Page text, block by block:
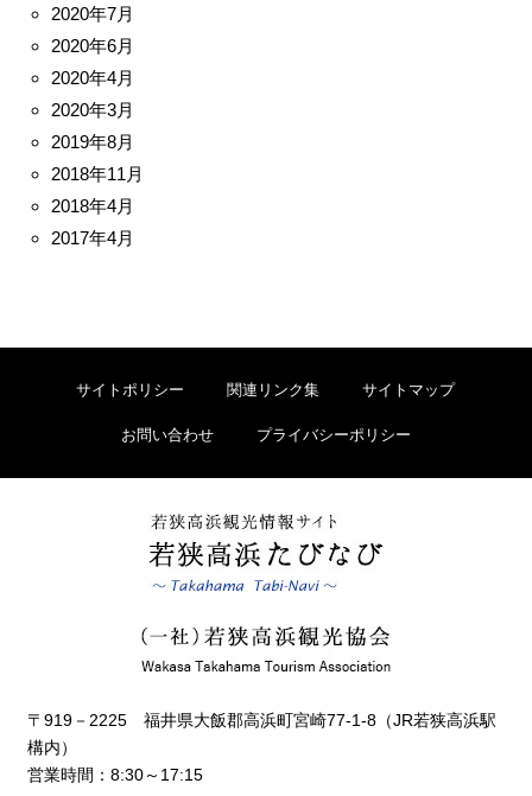
2020年7月
2020年6月
2020年4月
2020年3月
2019年8月
2018年11月
2018年4月
2017年4月
サイトポリシー 関連リンク集 サイトマップ
お問い合わせ プライバシーポリシー
〒919－2225 福井県大飯郡高浜町宮崎77-1-8（JR若狭高浜駅
構内）
営業時間：8:30～17:15